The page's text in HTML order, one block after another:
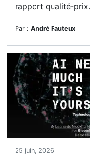
rapport qualité-prix.
Par : André Fauteux
25 juin, 2026